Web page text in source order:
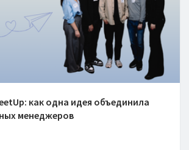
как одна идея объединила
менеджеров